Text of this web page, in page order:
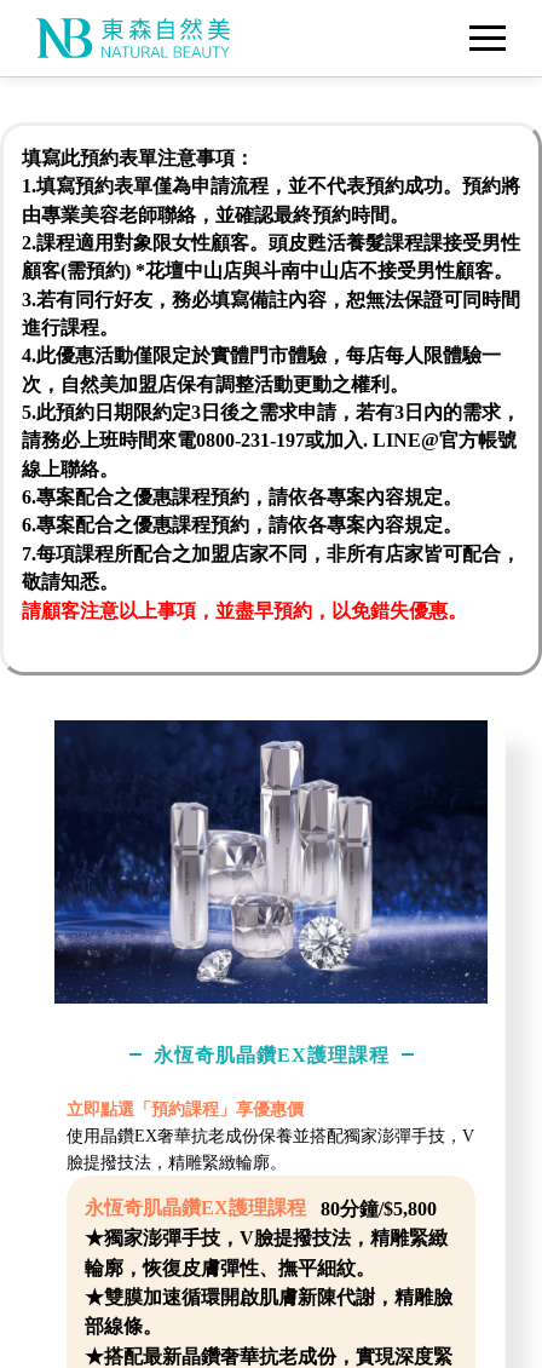
填寫此預約表單注意事項：
1.填寫預約表單僅為申請流程，並不代表預約成功。預約將
由專業美容老師聯絡，並確認最終預約時間。
2.課程適用對象限女性顧客。頭皮甦活養髮課程課接受男性
顧客(需預約) *花壇中山店與斗南中山店不接受男性顧客。
3.若有同行好友，務必填寫備註內容，恕無法保證可同時間
進行課程。
4.此優惠活動僅限定於實體門市體驗，每店每人限體驗一
次，自然美加盟店保有調整活動更動之權利。
5.此預約日期限約定3日後之需求申請，若有3日內的需求，
請務必上班時間來電0800-231-197或加入. LINE@官方帳號
線上聯絡。
6.專案配合之優惠課程預約，請依各專案內容規定。
6.專案配合之優惠課程預約，請依各專案內容規定。
7.每項課程所配合之加盟店家不同，非所有店家皆可配合，
敬請知悉。
請顧客注意以上事項，並盡早預約，以免錯失優惠。
永恆奇肌晶鑽EX護理課程
立即點選「預約課程」享優惠價
使用晶鑽EX奢華抗老成份保養並搭配獨家澎彈手技，V
臉提撥技法，精雕緊緻輪廓。
永恆奇肌晶鑽EX護理課程 80分鐘/$5,800
★獨家澎彈手技，V臉提撥技法，精雕緊緻
輪廓，恢復皮膚彈性、撫平細紋。
★雙膜加速循環開啟肌膚新陳代謝，精雕臉
部線條。
★搭配最新晶鑽奢華抗老成份，實現深度緊